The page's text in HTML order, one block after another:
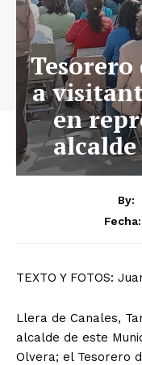
a
en
By:
Fecha:
TEXTO Y FOTOS:
Llera de Canales,
alcalde de este
Olvera; el Tesorero